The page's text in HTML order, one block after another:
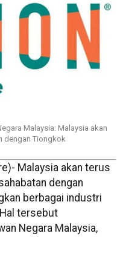
Malaysia: Malaysia akan
dengan Tiongkok
Malaysia akan terus
dengan
berbagai industri
tersebut
Negara Malaysia,